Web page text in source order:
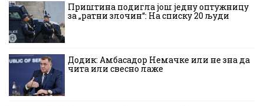
Приштина подигла још једну оптужницу
за „ратни злочин“: На списку 20 људи
Додик: Амбасадор Немачке или не зна да
чита или свесно лаже